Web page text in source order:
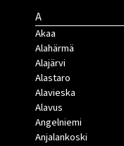
A
Akaa
Alahärmä
Alajärvi
Alastaro
Alavieska
Alavus
Angelniemi
Anjalankoski